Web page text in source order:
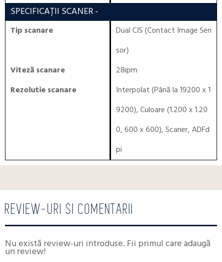
SPECIFICAȚII SCANER-
Tip scanare
Dual CIS (Contact Image Sen
sor)
Viteză scanare
28ipm
Rezolutie scanare
Interpolat (Până la 19200 x 1
9200), Culoare (1.200 x 1.20
0, 600 x 600), Scaner, ADFd
pi
REVIEW-URI SI COMENTARII
Nu există review-uri introduse. Fii primul care adaugă
un review!